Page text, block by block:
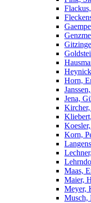
Horn,
Jena,
Korn,
Maas,
Maier,
Meyer,
Musch,